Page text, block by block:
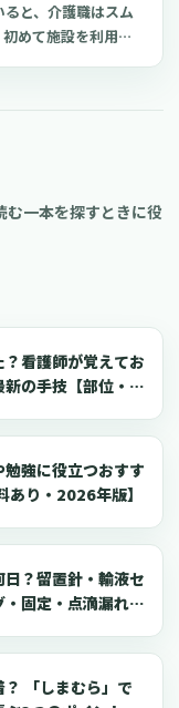
と、介護職はスム
めて施設を利用す
と介護職にとって
む一本を探すときに役
看護師が覚えてお
の手技【部位・
強に役立つおすす
あり・2026年版】
？留置針・輸液セ
固定・点滴漏れ対
「しまむら」で